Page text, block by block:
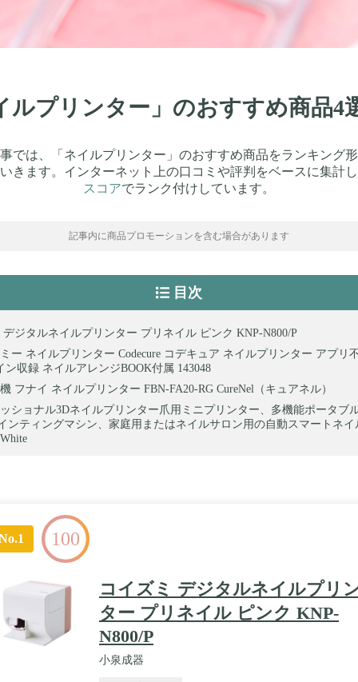
ルプリンター」のおすすめ商品4
では、「ネイルプリンター」のおすすめ商品をランキング
きます。インターネット上の口コミや評判をベースに集計し
スコアでランク付けしています。
記事内に商品プロモーションを含む場合があります
目次
ジタルネイルプリンター プリネイル ピンク KNP-N800/P
ー ネイルプリンター Codecure コデキュア ネイルプリンター アプリ
ン収録 ネイルアレンジBOOK付属 143048
フナイ ネイルプリンター FBN-FA20-RG CureNel（キュアネル）
ショナル3Dネイルプリンター爪用ミニプリンター、多機能ポータブ
ンティングマシン、家庭用またはネイルサロン用の自動スマートネイ
100
コイズミ デジタルネイルプリ
ター プリネイル ピンク KNP-
N800/P
小泉成器